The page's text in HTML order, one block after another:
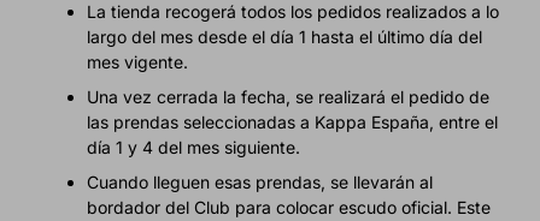
La tienda recogerá todos los pedidos realizados a lo
largo del mes desde el día 1 hasta el último día del
mes vigente.
Una vez cerrada la fecha, se realizará el pedido de
las prendas seleccionadas a Kappa España, entre el
día 1 y 4 del mes siguiente.
Cuando lleguen esas prendas, se llevarán al
bordador del Club para colocar escudo oficial. Este